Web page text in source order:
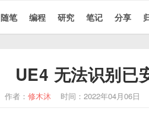
随笔 编程 研究 笔记 分享
UE4 无法识别已
作者： 修木沐 时间：2022年04月06日